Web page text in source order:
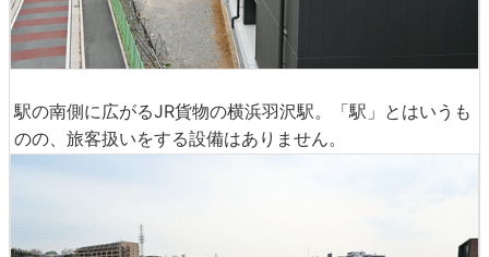
駅の南側に広がるJR貨物の横浜羽沢駅。「駅」とはいうも
のの、旅客扱いをする設備はありません。